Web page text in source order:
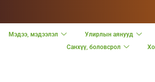
Мэдээ, мэдээлэл
Улирлын аянууд
Санхүү, боловсрол